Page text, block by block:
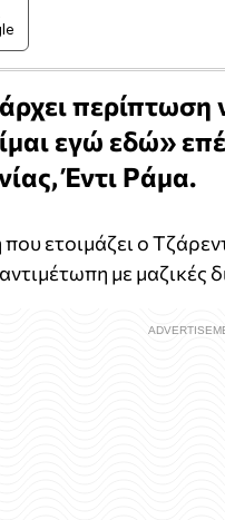
περίπτωση
εγώ εδώ»
Έντι Ράμα.
ετοιμάζει ο
αντιμέτωπη με μαζικές